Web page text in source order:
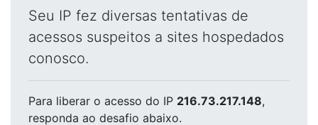
Seu IP fez diversas tentativas de
acessos suspeitos a sites hospedados
conosco.
Para liberar o acesso do IP 216.73.217.148,
responda ao desafio abaixo.